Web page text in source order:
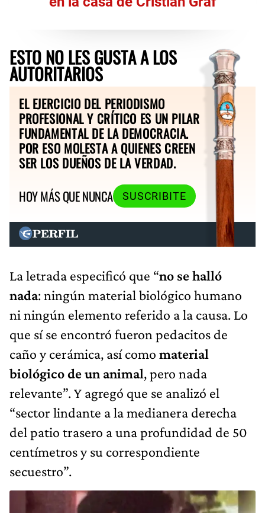
ESTO NO LES GUSTA A LOS
AUTORITARIOS
EL EJERCICIO DEL PERIODISMO
PROFESIONAL Y CRÍTICO ES UN PILAR
FUNDAMENTAL DE LA DEMOCRACIA.
POR ESO MOLESTA A QUIENES CREEN
SER LOS DUEÑOS DE LA VERDAD.
HOY MÁS QUE NUNCA
SUSCRIBITE
La letrada especificó que “no se halló
nada: ningún material biológico humano
ni ningún elemento referido a la causa. Lo
que sí se encontró fueron pedacitos de
caño y cerámica, así como material
biológico de un animal, pero nada
relevante”. Y agregó que se analizó el
“sector lindante a la medianera derecha
del patio trasero a una profundidad de 50
centímetros y su correspondiente
secuestro”.